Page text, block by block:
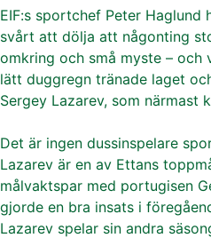
EIF:s sportchef Peter Haglund
svårt att dölja att någonting
omkring och små myste – och
lätt duggregn tränade laget
Sergey Lazarev, som närmast
Det är ingen dussinspelare
Lazarev är en av Ettans
målvaktspar med portugisen
gjorde en bra insats i
Lazarev spelar sin andra